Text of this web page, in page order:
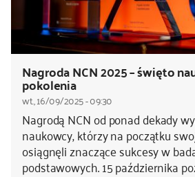
Nagroda NCN 2025 – święto
pokolenia
wt., 16/09/2025 - 09:30
Nagrodą NCN od ponad dekady
naukowcy, którzy na początku
osiągnęli znaczące sukcesy w
podstawowych. 15 października